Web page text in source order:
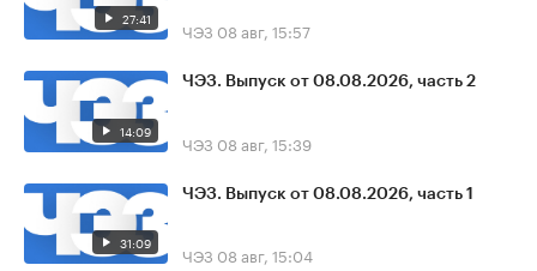
27:41 ЧЭЗ 08 авг, 15:57
14:09
ЧЭЗ. Выпуск от 08.08.2026, часть 2
ЧЭЗ 08 авг, 15:39
31:09
ЧЭЗ. Выпуск от 08.08.2026, часть 1
ЧЭЗ 08 авг, 15:04